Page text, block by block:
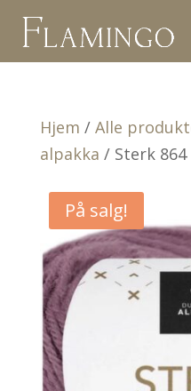
Hjem / Alle
alpakka / Sterk
På salg!